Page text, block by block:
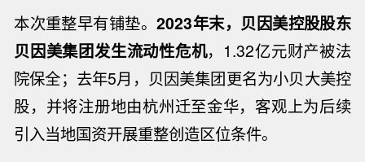
本次重整早有铺垫。2023年末，贝因美控股股东
贝因美集团发生流动性危机， 1.32亿元财产被法
院保全； 去年5月，贝因美集团更名为小贝大美控
股，并将注册地由杭州迁至金华，客观上为后续
引入当地国资开展重整创造区位条件。